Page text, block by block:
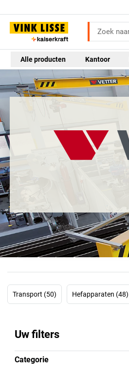
Alle producten Kantoor
Transport (50) Hefapparaten (48)
Uw filters
Categorie